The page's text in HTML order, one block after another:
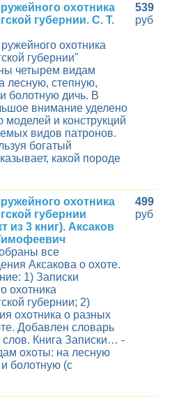
охотника
губернии. С. Т.
охотника
губернии"
четырем видам
лесную, степную,
болотную дичь. В
внимание уделено
моделей и конструкций
видов патронов.
богатый
какой породе
539
руб
охотника
губернии
из 3 книг). Аксаков
все
Аксакова о охоте.
1) Записки
охотника
губернии; 2)
охотника о разных
Добавлен словарь
Книга Записки… -
охоты: на лесную
болотную (с
499
руб